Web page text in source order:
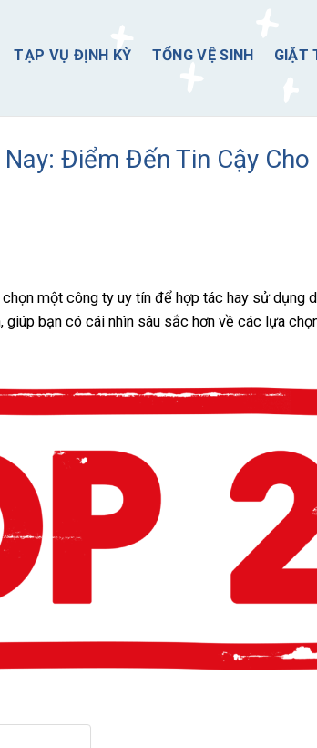
TẠP VỤ ĐỊNH KỲ TỔNG VỆ SINH GIẶT
Điểm Đến Tin Cậy Cho
một công ty uy tín để hợp tác hay sử dụng
bạn có cái nhìn sâu sắc hơn về các lựa